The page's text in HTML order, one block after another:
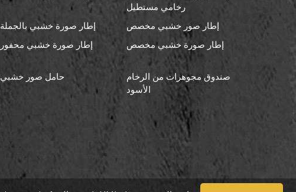
رخامي مستطيل
إطار صورة خشبي بالجملة
إطار صور خشبي مخصص
إطار صورة خشبي محفور إطار صورة خشبي مخصص
حامل صور خشبي
صندوق مجوهرات من الرخام
الأسود